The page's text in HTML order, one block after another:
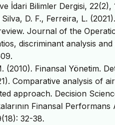
İdari Bilimler Dergisi, 22(2),
D. F., Ferreira, L.
Journal of the
discriminant analysis
Finansal Yönetim.
Comparative analysis of
approach. Decision
Finansal Performans
32-38.